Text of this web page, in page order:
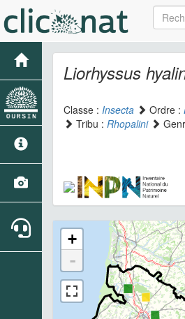
Liorhyssus
Classe : Insecta Ordre :
Tribu : Rhopalini
+
-